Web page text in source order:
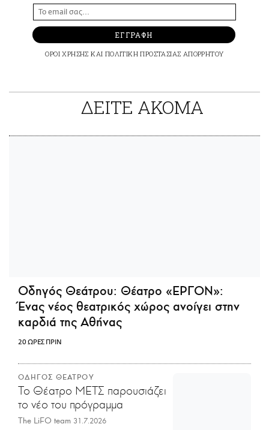
ΕΓΓΡΑΦΗ
ΟΡΟΙ ΧΡΗΣΗΣ ΚΑΙ ΠΟΛΙΤΙΚΗ ΠΡΟΣΤΑΣΙΑΣ ΑΠΟΡΡΗΤΟΥ
ΔΕΙΤΕ ΑΚΟΜΑ
Οδηγός Θεάτρου: Θέατρο «ΕΡΓΟΝ»:
Ένας νέος θεατρικός χώρος ανοίγει στην
καρδιά της Αθήνας
20 ΩΡΕΣ ΠΡΙΝ
ΟΔΗΓΟΣ ΘΕΑΤΡΟΥ
Το Θέατρο ΜΕΤΣ παρουσιάζει
το νέο του πρόγραμμα
The LiFO team 31.7.2026